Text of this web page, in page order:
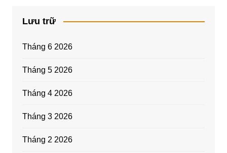
Lưu trữ
Tháng 6 2026
Tháng 5 2026
Tháng 4 2026
Tháng 3 2026
Tháng 2 2026